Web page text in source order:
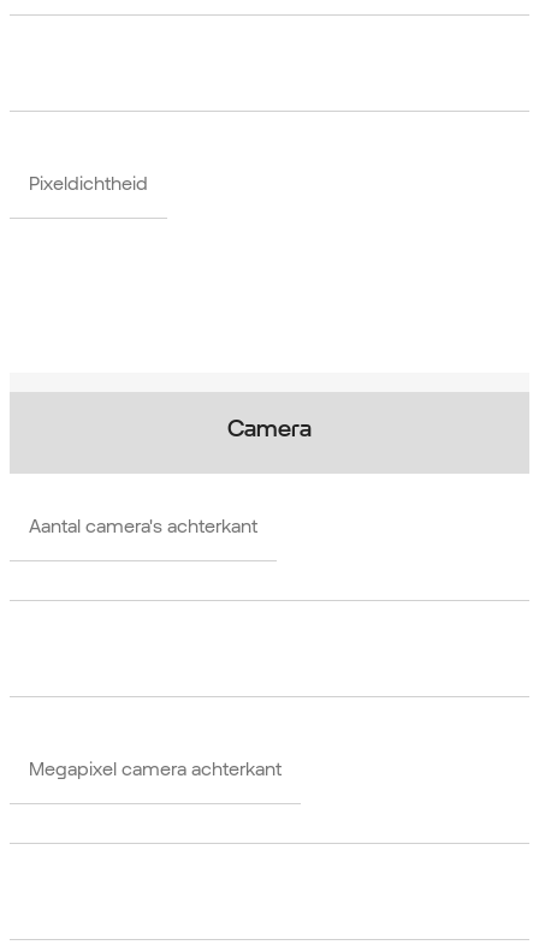
Pixeldichtheid
Camera
Aantal camera's achterkant
Megapixel camera achterkant